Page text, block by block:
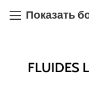
Показать